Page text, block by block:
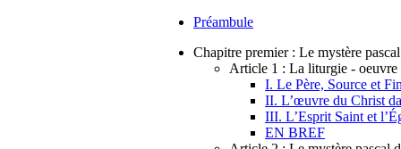
Préambule
Chapitre premier : Le mystère
Article 1 : La liturgie - oeuvre
I. Le Père, Source et
II. L’œuvre du Christ
III. L’Esprit Saint et
EN BREF